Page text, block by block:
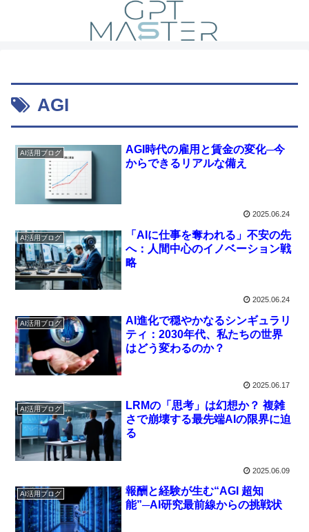
AGI
AI活用ブログ
AGI時代の雇用と賃金の変化─今
からできるリアルな備え
2025.06.24
AI活用ブログ
「AIに仕事を奪われる」不安の先
へ：人間中心のイノベーション戦
略
2025.06.24
AI活用ブログ
AI進化で穏やかなるシンギュラリ
ティ：2030年代、私たちの世界
はどう変わるのか？
2025.06.17
AI活用ブログ
LRMの「思考」は幻想か？ 複雑
さで崩壊する最先端AIの限界に迫
る
2025.06.09
AI活用ブログ
報酬と経験が生む“AGI 超知
能”─AI研究最前線からの挑戦状